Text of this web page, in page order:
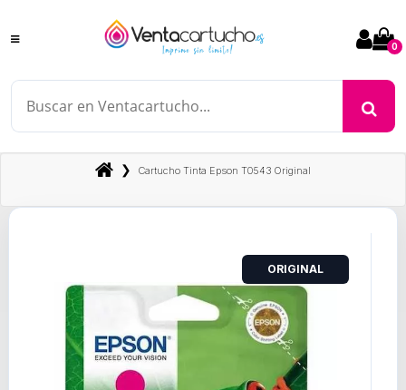
0
❯ Cartucho Tinta Epson T0543 Original
ORIGINAL